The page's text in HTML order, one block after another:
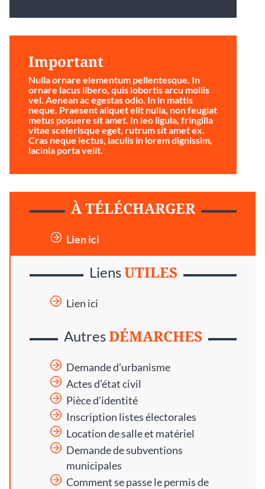
Important
Nulla ornare elementum pellentesque. In
ornare lacus libero, quis lobortis arcu mollis
vel. Aenean ac egestas odio. In in mattis
neque. Praesent aliquet elit nulla, non feugiat
metus posuere sit amet. In leo ligula, fringilla
vitae scelerisque eget, rutrum sit amet ex.
Cras neque lectus, iaculis in lorem dignissim,
lacinia porta velit.
À TÉLÉCHARGER
Lien ici
LiensUTILES
Lien ici
AutresDÉMARCHES
Demande d’urbanisme
Actes d’état civil
Pièce d’identité
Inscription listes électorales
Location de salle et matériel
Demande de subventions
municipales
Comment se passe le permis de